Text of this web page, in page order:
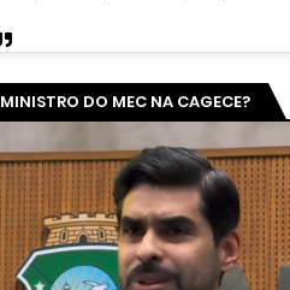
MINISTRO DO MEC NA CAGECE?